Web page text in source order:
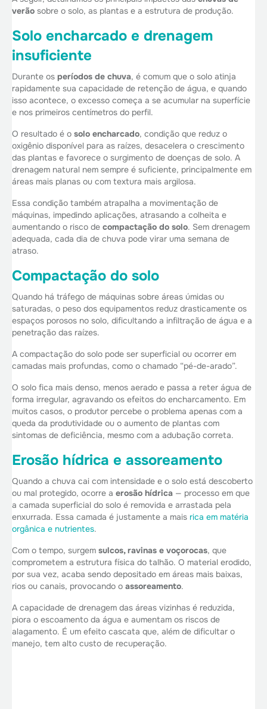
verão sobre o solo, as plantas e a estrutura de produção.
Solo encharcado e drenagem
insuficiente
Durante os períodos de chuva, é comum que o solo atinja
rapidamente sua capacidade de retenção de água, e quando
isso acontece, o excesso começa a se acumular na superfície
e nos primeiros centímetros do perfil.
O resultado é o solo encharcado, condição que reduz o
oxigênio disponível para as raízes, desacelera o crescimento
das plantas e favorece o surgimento de doenças de solo. A
drenagem natural nem sempre é suficiente, principalmente em
áreas mais planas ou com textura mais argilosa.
Essa condição também atrapalha a movimentação de
máquinas, impedindo aplicações, atrasando a colheita e
aumentando o risco de compactação do solo. Sem drenagem
adequada, cada dia de chuva pode virar uma semana de
atraso.
Compactação do solo
Quando há tráfego de máquinas sobre áreas úmidas ou
saturadas, o peso dos equipamentos reduz drasticamente os
espaços porosos no solo, dificultando a infiltração de água e a
penetração das raízes.
A compactação do solo pode ser superficial ou ocorrer em
camadas mais profundas, como o chamado “pé-de-arado”.
O solo fica mais denso, menos aerado e passa a reter água de
forma irregular, agravando os efeitos do encharcamento. Em
muitos casos, o produtor percebe o problema apenas com a
queda da produtividade ou o aumento de plantas com
sintomas de deficiência, mesmo com a adubação correta.
Erosão hídrica e assoreamento
Quando a chuva cai com intensidade e o solo está descoberto
ou mal protegido, ocorre a erosão hídrica — processo em que
a camada superficial do solo é removida e arrastada pela
enxurrada. Essa camada é justamente a mais rica em matéria
orgânica e nutrientes.
Com o tempo, surgem sulcos, ravinas e voçorocas, que
comprometem a estrutura física do talhão. O material erodido,
por sua vez, acaba sendo depositado em áreas mais baixas,
rios ou canais, provocando o assoreamento.
A capacidade de drenagem das áreas vizinhas é reduzida,
piora o escoamento da água e aumentam os riscos de
alagamento. É um efeito cascata que, além de dificultar o
manejo, tem alto custo de recuperação.